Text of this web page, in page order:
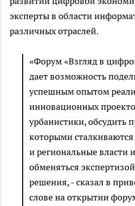
эксперты в области
различных отраслей.
«Форум «Взгляд в
дает возможность
успешным опытом
инновационных
урбанистики, обсудить
которыми
и региональные власти
обменяться
решения, - сказал в
слове на открытии